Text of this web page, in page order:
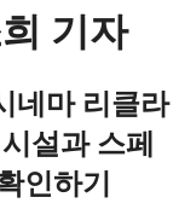
기자
네마 리클라
설과 스페
인하기